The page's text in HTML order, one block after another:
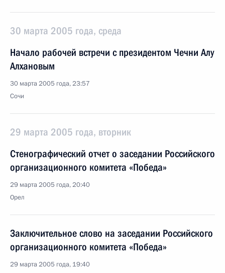
30 марта 2005 года, среда
Начало рабочей встречи с президентом Чечни Алу
Алхановым
30 марта 2005 года, 23:57
Сочи
29 марта 2005 года, вторник
Стенографический отчет о заседании Российского
организационного комитета «Победа»
29 марта 2005 года, 20:40
Орел
Заключительное слово на заседании Российского
организационного комитета «Победа»
29 марта 2005 года, 19:40